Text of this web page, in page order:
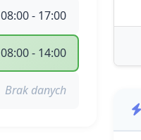
08:00 - 17:00
08:00 - 14:00
Brak danych